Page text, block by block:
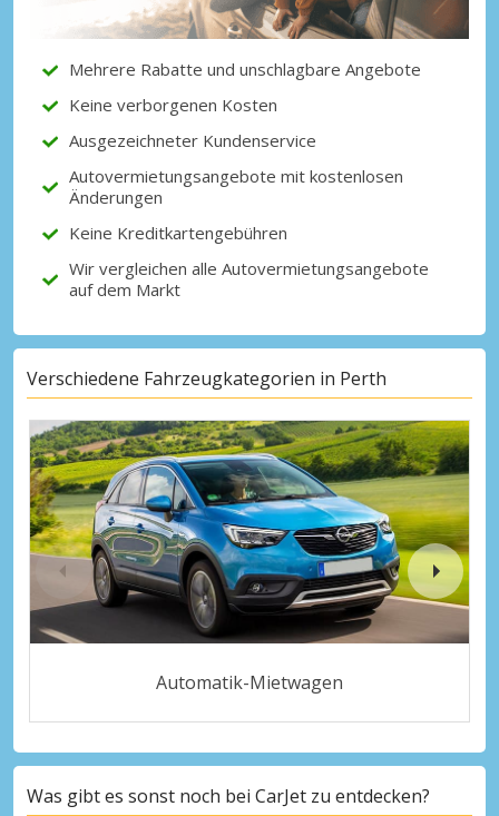
Mehrere Rabatte und unschlagbare Angebote
Keine verborgenen Kosten
Ausgezeichneter Kundenservice
Autovermietungsangebote mit kostenlosen
Änderungen
Keine Kreditkartengebühren
Wir vergleichen alle Autovermietungsangebote
auf dem Markt
Verschiedene Fahrzeugkategorien in Perth
Automatik-Mietwagen
Was gibt es sonst noch bei CarJet zu entdecken?